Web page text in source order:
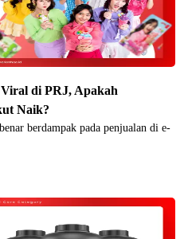
di PRJ, Apakah
Naik?
berdampak pada penjualan di e-